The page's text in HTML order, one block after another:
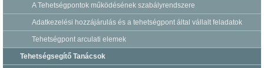
A Tehetségpontok működésének szabályrendszere
Adatkezelési hozzájárulás és a tehetségpont által vállalt feladatok
Tehetségpont arculati elemek
Tehetségsegítő Tanácsok